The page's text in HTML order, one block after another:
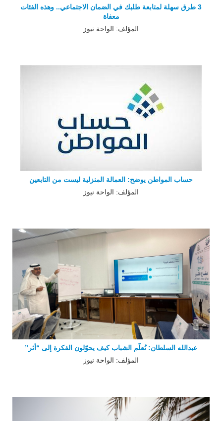
3 طرق سهلة لمتابعة طلبك في الضمان الاجتماعي.. وهذه الفئات
معفاة
المؤلف: الواحة نيوز
حساب المواطن يوضح: العمالة المنزلية ليست من التابعين
المؤلف: الواحة نيوز
عبدالله السلطان: نُعلّم الشباب كيف يحوّلون الفكرة إلى “أثر”
المؤلف: الواحة نيوز